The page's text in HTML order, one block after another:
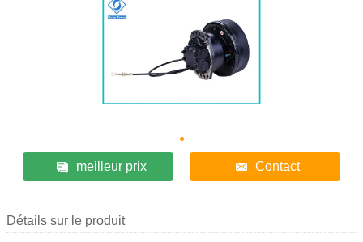
meilleur prix Contact
Détails sur le produit